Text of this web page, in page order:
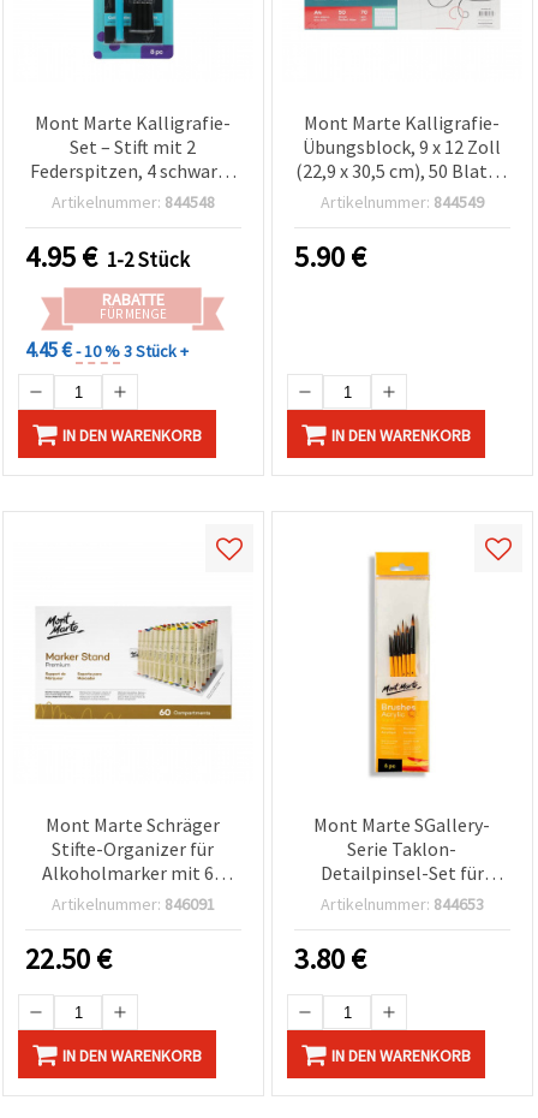
Mont Marte Kalligrafie-
Set – Stift mit 2
Federspitzen, 4 schwarze
Tintenpatronen &
Handlettering & Basteln
Artikelnummer: 844548
4.95€ 1-2 Stück
RABATTE
FÜR MENGE
4.45 €- 10 %3 Stück +
IN DEN WARENKORB
Mont Marte Kalligrafie-
Übungsblock, 9 x 12 Zoll
(22,9 x 30,5 cm), 50 Blatt –
Premiumpapier für
Kalligrafie, ideal für
Künstler, Studenten und
Artikelnummer: 844549
5.90€
IN DEN WARENKORB
Mont Marte Schräger
Stifte-Organizer für
Alkoholmarker mit 60
Fächern – 1 Stück
Artikelnummer: 846091
22.50€
IN DEN WARENKORB
Mont Marte SGallery-
Serie Taklon-
Detailpinsel-Set für
Acrylmalerei – 6-teilig
Artikelnummer: 844653
3.80€
IN DEN WARENKORB